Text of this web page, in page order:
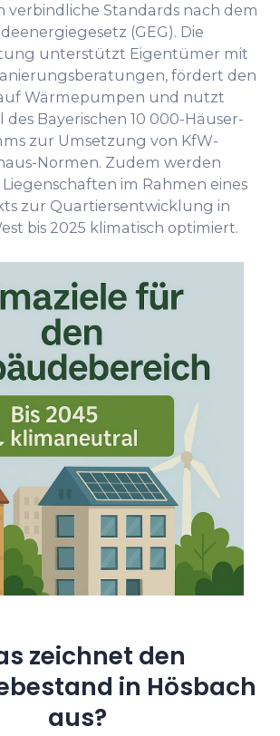
verbindliche Standards nach dem
(GEG). Die
unterstützt Eigentümer mit
fördert den
Wärmepumpen und nutzt
Bayerischen 10 000-Häuser-
zur Umsetzung von KfW-
Normen. Zudem werden
im Rahmen eines
zur Quartiersentwicklung in
bis 2025 klimatisch optimiert.
zeichnet den
in Hösbach
aus?